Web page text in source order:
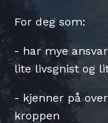
For deg som:
- har mye
lite livsgnist og
- kjenner på
kroppen